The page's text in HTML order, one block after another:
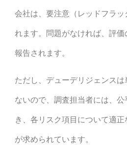
会社は、要注意（レッドフラッ
れます。問題がなければ、評
報告されます。
ただし、デューデリジェンス
ないので、調査担当者には、
き、各リスク項目について適
が求められています。